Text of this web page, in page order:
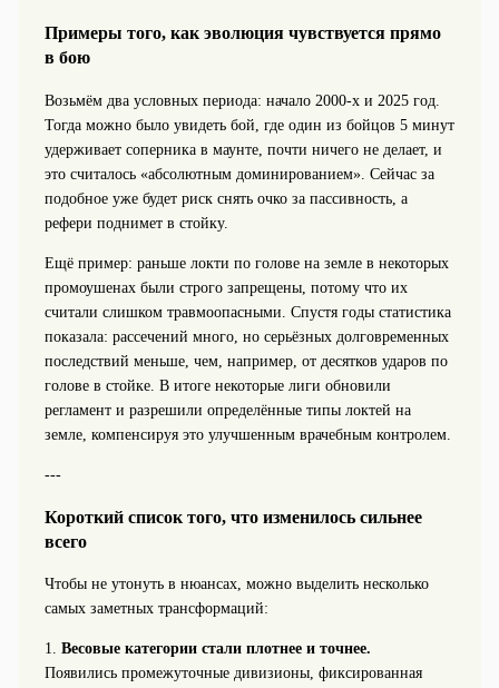
Примеры того, как эволюция чувствуется прямо
в бою
Возьмём два условных периода: начало 2000‑х и 2025 год.
Тогда можно было увидеть бой, где один из бойцов 5 минут
удерживает соперника в маунте, почти ничего не делает, и
это считалось «абсолютным доминированием». Сейчас за
подобное уже будет риск снять очко за пассивность, а
рефери поднимет в стойку.
Ещё пример: раньше локти по голове на земле в некоторых
промоушенах были строго запрещены, потому что их
считали слишком травмоопасными. Спустя годы статистика
показала: рассечений много, но серьёзных долговременных
последствий меньше, чем, например, от десятков ударов по
голове в стойке. В итоге некоторые лиги обновили
регламент и разрешили определённые типы локтей на
земле, компенсируя это улучшенным врачебным контролем.
---
Короткий список того, что изменилось сильнее
всего
Чтобы не утонуть в нюансах, можно выделить несколько
самых заметных трансформаций:
1. Весовые категории стали плотнее и точнее.
Появились промежуточные дивизионы, фиксированная